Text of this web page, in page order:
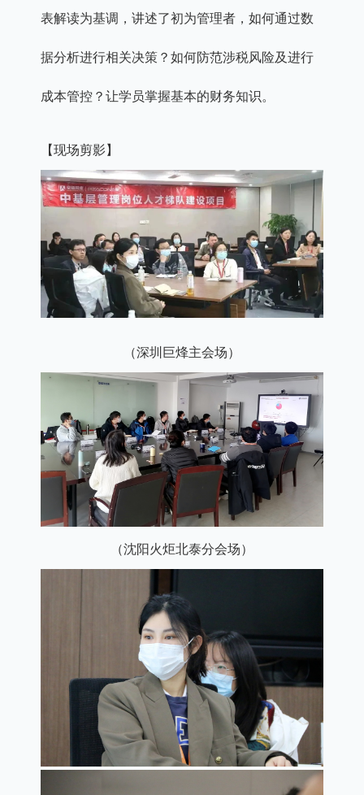
表解读为基调，讲述了初为管理者，如何通过数
据分析进行相关决策？如何防范涉税风险及进行
成本管控？让学员掌握基本的财务知识。
【现场剪影】
（深圳巨烽主会场）
（沈阳火炬北泰分会场）